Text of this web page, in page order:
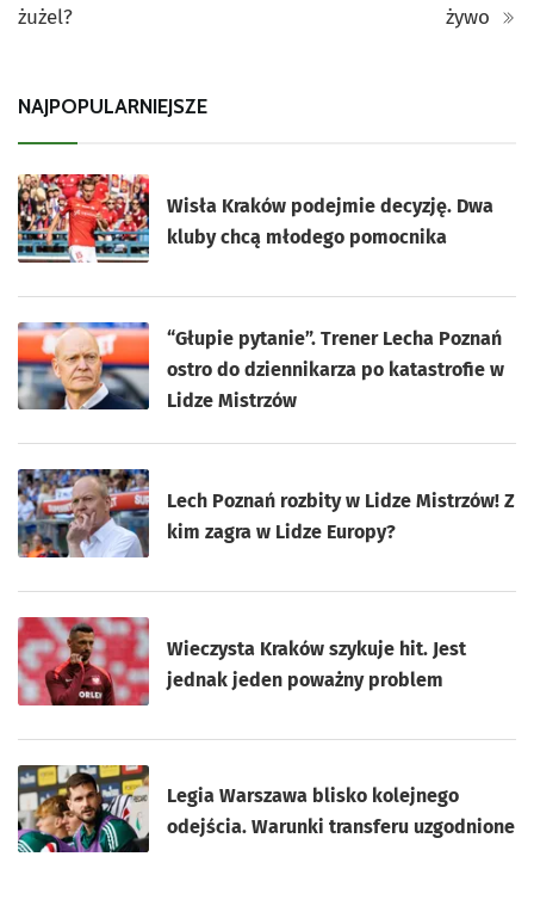
żużel?
żywo
NAJPOPULARNIEJSZE
Wisła Kraków podejmie decyzję. Dwa
kluby chcą młodego pomocnika
“Głupie pytanie”. Trener Lecha Poznań
ostro do dziennikarza po katastrofie w
Lidze Mistrzów
Lech Poznań rozbity w Lidze Mistrzów! Z
kim zagra w Lidze Europy?
Wieczysta Kraków szykuje hit. Jest
jednak jeden poważny problem
Legia Warszawa blisko kolejnego
odejścia. Warunki transferu uzgodnione